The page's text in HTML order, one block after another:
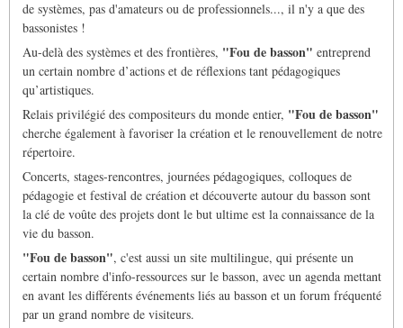
de systèmes, pas d'amateurs ou de professionnels..., il n'y a que des
bassonistes !
Au-delà des systèmes et des frontières, "Fou de basson" entreprend
un certain nombre d’actions et de réflexions tant pédagogiques
qu’artistiques.
Relais privilégié des compositeurs du monde entier, "Fou de basson"
cherche également à favoriser la création et le renouvellement de notre
répertoire.
Concerts, stages-rencontres, journées pédagogiques, colloques de
pédagogie et festival de création et découverte autour du basson sont
la clé de voûte des projets dont le but ultime est la connaissance de la
vie du basson.
"Fou de basson", c'est aussi un site multilingue, qui présente un
certain nombre d'info-ressources sur le basson, avec un agenda mettant
en avant les différents événements liés au basson et un forum fréquenté
par un grand nombre de visiteurs.